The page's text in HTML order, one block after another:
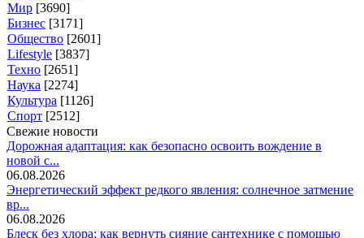
Мир [3690]
Бизнес [3171]
Общество [2601]
Lifestyle [3837]
Техно [2651]
Наука [2274]
Культура [1126]
Спорт [2512]
Свежие новости
Дорожная адаптация: как безопасно освоить вождение в
новой с...
06.08.2026
Энергетический эффект редкого явления: солнечное затмение
вр...
06.08.2026
Блеск без хлора: как вернуть сияние сантехнике с помощью